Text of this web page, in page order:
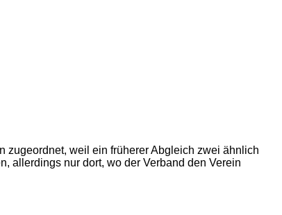
zugeordnet, weil ein früherer Abgleich zwei ähnlich
allerdings nur dort, wo der Verband den Verein